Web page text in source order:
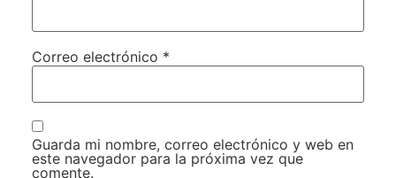
Correo electrónico *
Guarda mi nombre, correo electrónico y web en
este navegador para la próxima vez que
comente.